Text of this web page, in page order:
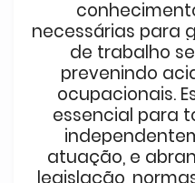
necessárias para
de trabalho
prevenindo
ocupacionais.
essencial para
atuação, e
legislação,